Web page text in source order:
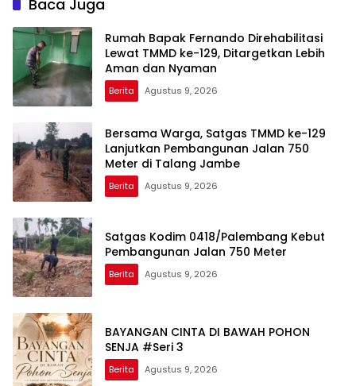
Baca Juga
Rumah Bapak Fernando Direhabilitasi
Lewat TMMD ke-129, Ditargetkan Lebih
Aman dan Nyaman
Berita Agustus 9, 2026
Bersama Warga, Satgas TMMD ke-129
Lanjutkan Pembangunan Jalan 750
Meter di Talang Jambe
Berita Agustus 9, 2026
Satgas Kodim 0418/Palembang Kebut
Pembangunan Jalan 750 Meter
Berita Agustus 9, 2026
BAYANGAN CINTA DI BAWAH POHON
SENJA #Seri 3
Berita Agustus 9, 2026